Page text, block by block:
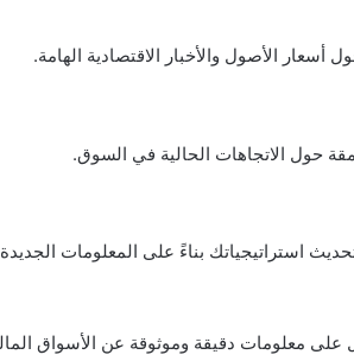
الأصول والأخبار الاقتصادية الهامة.
حول الاتجاهات الحالية في السوق.
استراتيجياتك بناءً على المعلومات الجديدة